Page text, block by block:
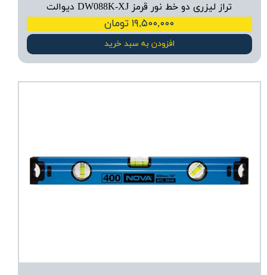
تراز لیزری دو خط نور قرمز DW088K-XJ دیوالت
۱۹,۵۰۰,۰۰۰ تومان
افزودن به سبد خرید